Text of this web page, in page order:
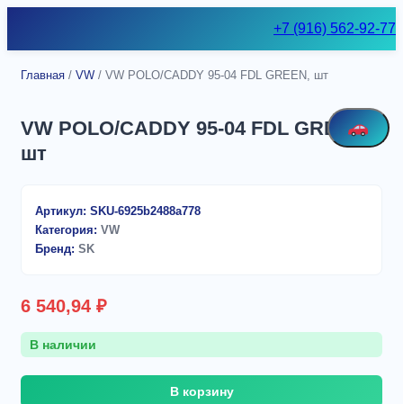
+7 (916) 562-92-77
Главная / VW / VW POLO/CADDY 95-04 FDL GREEN, шт
VW POLO/CADDY 95-04 FDL GREEN,
шт
Артикул: SKU-6925b2488a778
Категория: VW
Бренд: SK
6 540,94 ₽
В наличии
Количество
В корзину